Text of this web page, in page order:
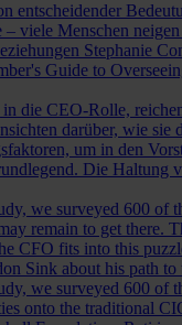
entscheidender
– viele Menschen
Stephanie
Guide to
die CEO-Rolle,
darüber, wie sie
um in den
Die Haltung
we surveyed 600
remain to get there.
CFO fits into this
Sink about his path to
we surveyed 600
onto the traditional